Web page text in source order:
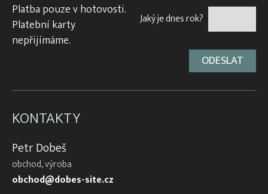
Platba pouze v hotovosti.
Platební karty
nepřijímáme.
Jaký je dnes rok?
KONTAKTY
Petr Dobeš
obchod, výroba
obchod@dobes-site.cz